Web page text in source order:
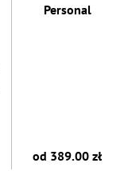
Personal
od 389.00 zł